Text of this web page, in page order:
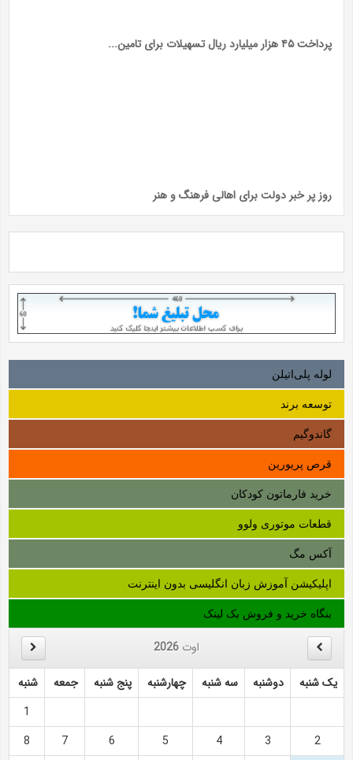
پرداخت ۴۵ هزار میلیارد ریال تسهیلات برای تامین...
روز پر خبر دولت برای اهالی فرهنگ و هنر
لوله‌ پلی‌اتیلن
توسعه برند
گاندوگیم
قرص پریورین
خرید فارماتون کودکان
قطعات موتوری ولوو
آکس مگ
اپلیکیشن آموزش زبان انگلیسی بدون اینترنت
بنگاه خرید و فروش بک لینک
اوت 2026
یک شنبه دوشنبه سه شنبه چهارشنبه پنج شنبه جمعه
شنبه
1
2
3
4
5
6
7
8